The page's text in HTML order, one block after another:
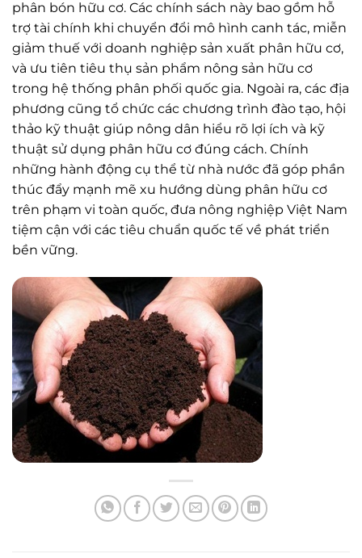
phân bón hữu cơ. Các chính sách này bao gồm hỗ
trợ tài chính khi chuyển đổi mô hình canh tác, miễn
giảm thuế với doanh nghiệp sản xuất phân hữu cơ,
và ưu tiên tiêu thụ sản phẩm nông sản hữu cơ
trong hệ thống phân phối quốc gia. Ngoài ra, các địa
phương cũng tổ chức các chương trình đào tạo, hội
thảo kỹ thuật giúp nông dân hiểu rõ lợi ích và kỹ
thuật sử dụng phân hữu cơ đúng cách. Chính
những hành động cụ thể từ nhà nước đã góp phần
thúc đẩy mạnh mẽ xu hướng dùng phân hữu cơ
trên phạm vi toàn quốc, đưa nông nghiệp Việt Nam
tiệm cận với các tiêu chuẩn quốc tế về phát triển
bền vững.